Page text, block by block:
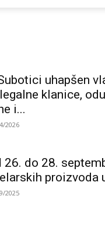
uhapšen
klanice,
i...
2026
26. do 28.
proizvoda
2025